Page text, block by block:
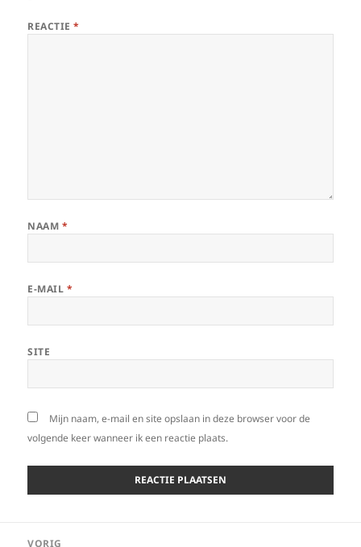
REACTIE*
NAAM *
E-MAIL *
SITE
Mijn naam, e-mail en site opslaan in deze browser voor de
volgende keer wanneer ik een reactie plaats.
VORIG